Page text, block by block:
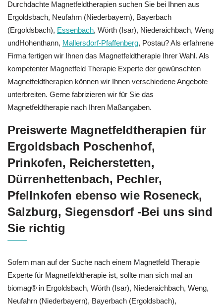
Durchdachte Magnetfeldtherapien suchen Sie bei Ihnen aus
Ergoldsbach, Neufahrn (Niederbayern), Bayerbach
(Ergoldsbach), Essenbach, Wörth (Isar), Niederaichbach, Weng
undHohenthann, Mallersdorf-Pfaffenberg, Postau? Als erfahrene
Firma fertigen wir Ihnen das Magnetfeldtherapie Ihrer Wahl. Als
kompetenter Magnetfeld Therapie Experte der gewünschten
Magnetfeldtherapien können wir Ihnen verschiedene Angebote
unterbreiten. Gerne fabrizieren wir für Sie das
Magnetfeldtherapie nach Ihren Maßangaben.
Preiswerte Magnetfeldtherapien für
Ergoldsbach Poschenhof,
Prinkofen, Reicherstetten,
Dürrenhettenbach, Pechler,
Pfellnkofen ebenso wie Roseneck,
Salzburg, Siegensdorf -Bei uns sind
Sie richtig
Sofern man auf der Suche nach einem Magnetfeld Therapie
Experte für Magnetfeldtherapie ist, sollte man sich mal an
biomag® in Ergoldsbach, Wörth (Isar), Niederaichbach, Weng,
Neufahrn (Niederbayern), Bayerbach (Ergoldsbach),